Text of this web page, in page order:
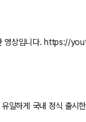
0HMOuel